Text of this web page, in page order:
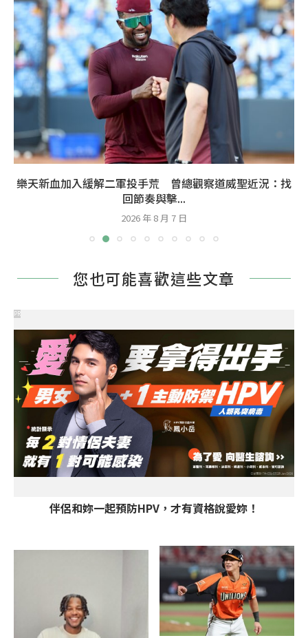
樂天新血加入緩解二軍投手荒 曾總觀察道威聖近況：找
回節奏與擊...
2026 年 8 月 7 日
您也可能喜歡這些文章
伴侶和妳一起預防HPV，才有資格說愛妳！
PR